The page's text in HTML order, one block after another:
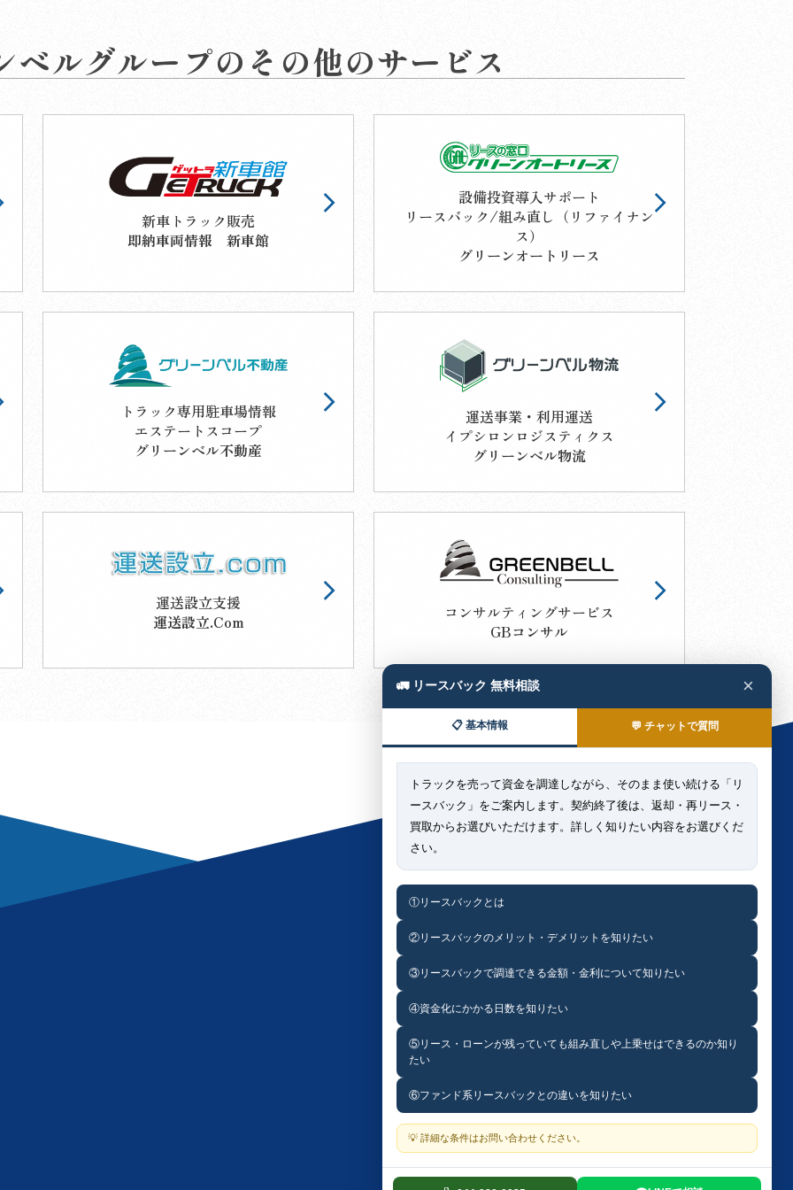
ベルグループのその他のサービス
新車トラック販売
即納車両情報 新車館
設備投資導入サポート
リースバック/組み直し（リファイナン
ス）
グリーンオートリース
トラック専用駐車場情報
エステートスコープ
グリーンベル不動産
運送事業・利用運送
イプシロンロジスティクス
グリーンベル物流
運送設立支援
運送設立.Com
コンサルティングサービス
GBコンサル